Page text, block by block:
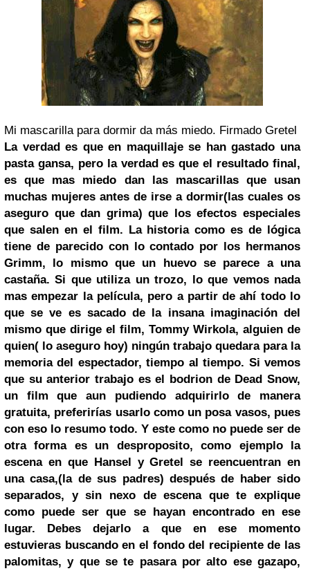
Mi mascarilla para dormir da más miedo. Firmado Gretel
La verdad es que en maquillaje se han gastado una
pastagansa, pero la verdad es que el resultado final,
es que mas miedo dan las mascarillas que usan
muchas mujeres antes de irse a dormir(las cuales os
aseguro que dan grima) que los efectos especiales
que salen en el film. La historia como es de lógica
tiene de parecido con lo contado por los hermanos
Grimm, lo mismo que un huevo se parece a una
castaña. Si que utiliza un trozo, lo que vemos nada
mas empezar la película, pero a partir de ahí todo lo
que se ve es sacado de la insana imaginación del
mismo que dirige el film, Tommy Wirkola, alguien de
quien( lo aseguro hoy) ningún trabajo quedara para la
memoria del espectador, tiempo al tiempo. Si vemos
que su anterior trabajo es el bodrion de Dead Snow,
un film que aun pudiendo adquirirlo de manera
gratuita, preferirías usarlo como un posa vasos, pues
con eso lo resumo todo. Y este como no puede ser de
otra forma es un desproposito, como ejemplo la
escena en que Hansel y Gretel se reencuentran en
una casa,(la de sus padres) después de haber sido
separados, y sin nexo de escena que te explique
como puede ser que se hayan encontrado en ese
lugar. Debes dejarlo a que en ese momento
estuvieras buscando en el fondo del recipiente de las
palomitas, y que se te pasara por alto ese gazapo,